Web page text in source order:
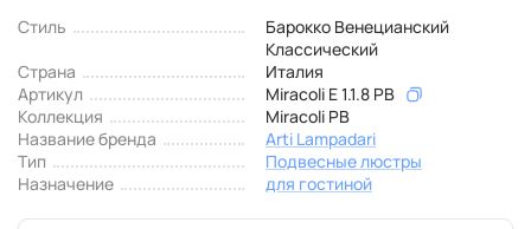
Стиль
Барокко Венецианский
Классический
Страна
Италия
Артикул
Miracoli E 1.1.8 PB
Коллекция
Miracoli PB
Название бренда
Arti Lampadari
Тип
Подвесные люстры
Назначение
для гостиной